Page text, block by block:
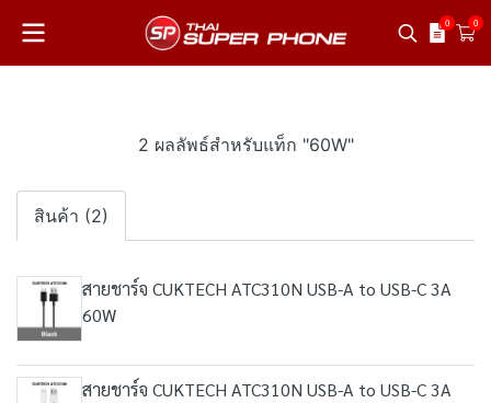
0 0
2 ผลลัพธ์สำหรับแท็ก "60W"
สินค้า (2)
สายชาร์จ CUKTECH ATC310N USB-A to USB-C 3A
60W
สายชาร์จ CUKTECH ATC310N USB-A to USB-C 3A